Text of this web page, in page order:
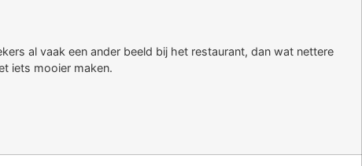
al vaak een ander beeld bij het restaurant, dan wat nettere
iets mooier maken.